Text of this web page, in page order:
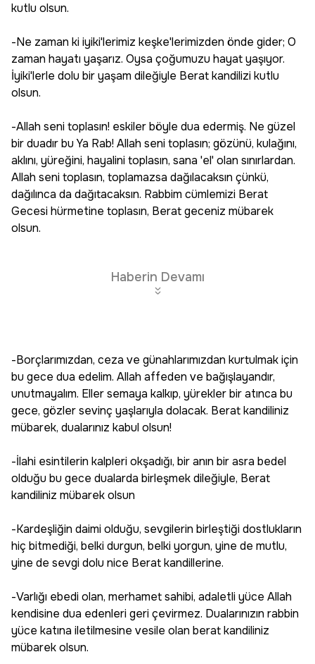
kutlu olsun.
-Ne zaman ki iyiki'lerimiz keşke'lerimizden önde gider; O
zaman hayatı yaşarız. Oysa çoğumuzu hayat yaşıyor.
İyiki'lerle dolu bir yaşam dileğiyle Berat kandilizi kutlu
olsun.
-Allah seni toplasın! eskiler böyle dua edermiş. Ne güzel
bir duadır bu Ya Rab! Allah seni toplasın; gözünü, kulağını,
aklını, yüreğini, hayalini toplasın, sana 'el' olan sınırlardan.
Allah seni toplasın, toplamazsa dağılacaksın çünkü,
dağılınca da dağıtacaksın. Rabbim cümlemizi Berat
Gecesi hürmetine toplasın, Berat geceniz mübarek
olsun.
Haberin Devamı
-Borçlarımızdan, ceza ve günahlarımızdan kurtulmak için
bu gece dua edelim. Allah affeden ve bağışlayandır,
unutmayalım. Eller semaya kalkıp, yürekler bir atınca bu
gece, gözler sevinç yaşlarıyla dolacak. Berat kandiliniz
mübarek, dualarınız kabul olsun!
-İlahi esintilerin kalpleri okşadığı, bir anın bir asra bedel
olduğu bu gece dualarda birleşmek dileğiyle, Berat
kandiliniz mübarek olsun
-Kardeşliğin daimi olduğu, sevgilerin birleştiği dostlukların
hiç bitmediği, belki durgun, belki yorgun, yine de mutlu,
yine de sevgi dolu nice Berat kandillerine.
-Varlığı ebedi olan, merhamet sahibi, adaletli yüce Allah
kendisine dua edenleri geri çevirmez. Dualarınızın rabbin
yüce katına iletilmesine vesile olan berat kandiliniz
mübarek olsun.